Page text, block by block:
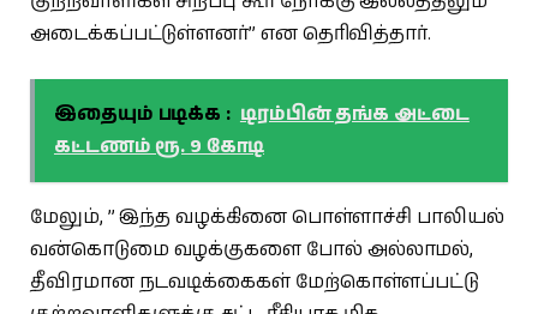
அடைக்கப்பட்டுள்ளனர்” என தெரிவித்தார்.
இதையும் படிக்க : டிரம்பின் தங்க அட்டை
கட்டணம் ரூ. 9 கோடி
மேலும், ” இந்த வழக்கினை பொள்ளாச்சி பாலியல்
வன்கொடுமை வழக்குகளை போல் அல்லாமல்,
தீவிரமான நடவடிக்கைகள் மேற்கொள்ளப்பட்டு